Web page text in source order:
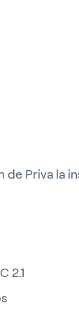
Priva la
2.1